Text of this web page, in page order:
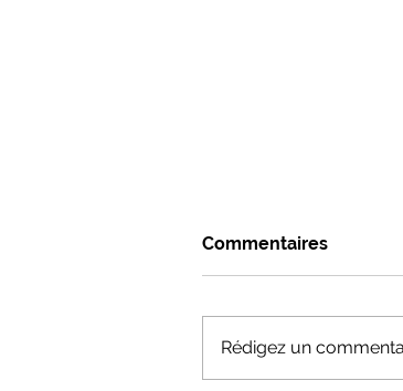
Commentaires
Rédigez un